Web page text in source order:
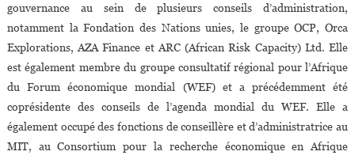
gouvernance au sein de plusieurs conseils d’administration,
notamment la Fondation des Nations unies, le groupe OCP, Orca
Explorations, AZA Finance et ARC (African Risk Capacity) Ltd. Elle
est également membre du groupe consultatif régional pour l’Afrique
du Forum économique mondial (WEF) et a précédemment été
coprésidente des conseils de l’agenda mondial du WEF. Elle a
également occupé des fonctions de conseillère et d’administratrice au
MIT, au Consortium pour la recherche économique en Afrique